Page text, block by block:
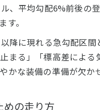
、平均勾配6%前後の
。
降に現れる急勾配区
まる」「標高差によ
かな装備の準備が欠か
の走り方